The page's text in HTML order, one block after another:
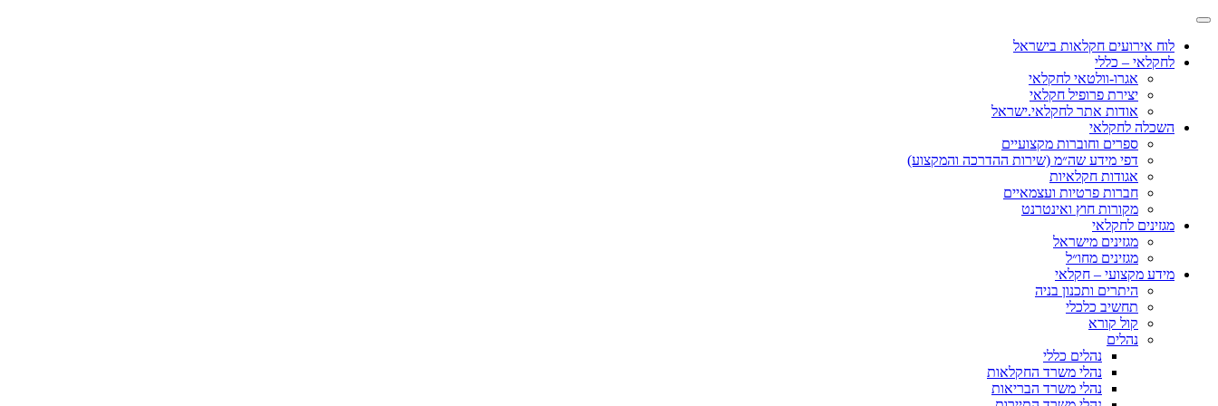
לוח אירועים חקלאות בישראל
לחקלאי – כללי
אגרו-וולטאי לחקלאי
יצירת פרופיל חקלאי
אודות אתר לחקלאי.ישראל
השכלה לחקלאי
ספרים וחוברות מקצועיים
דפי מידע שה״מ (שירות ההדרכה והמקצוע)
אגודות חקלאיות
חברות פרטיות ועצמאיים
מקורות חוץ ואינטרנט
מגזינים לחקלאי
מגזינים מישראל
מגזינים מחו״ל
מידע מקצועי – חקלאי
היתרים ותכנון בניה
תחשיב כלכלי
קול קורא
נהלים
נהלים כללי
נהלי משרד החקלאות
נהלי משרד הבריאות